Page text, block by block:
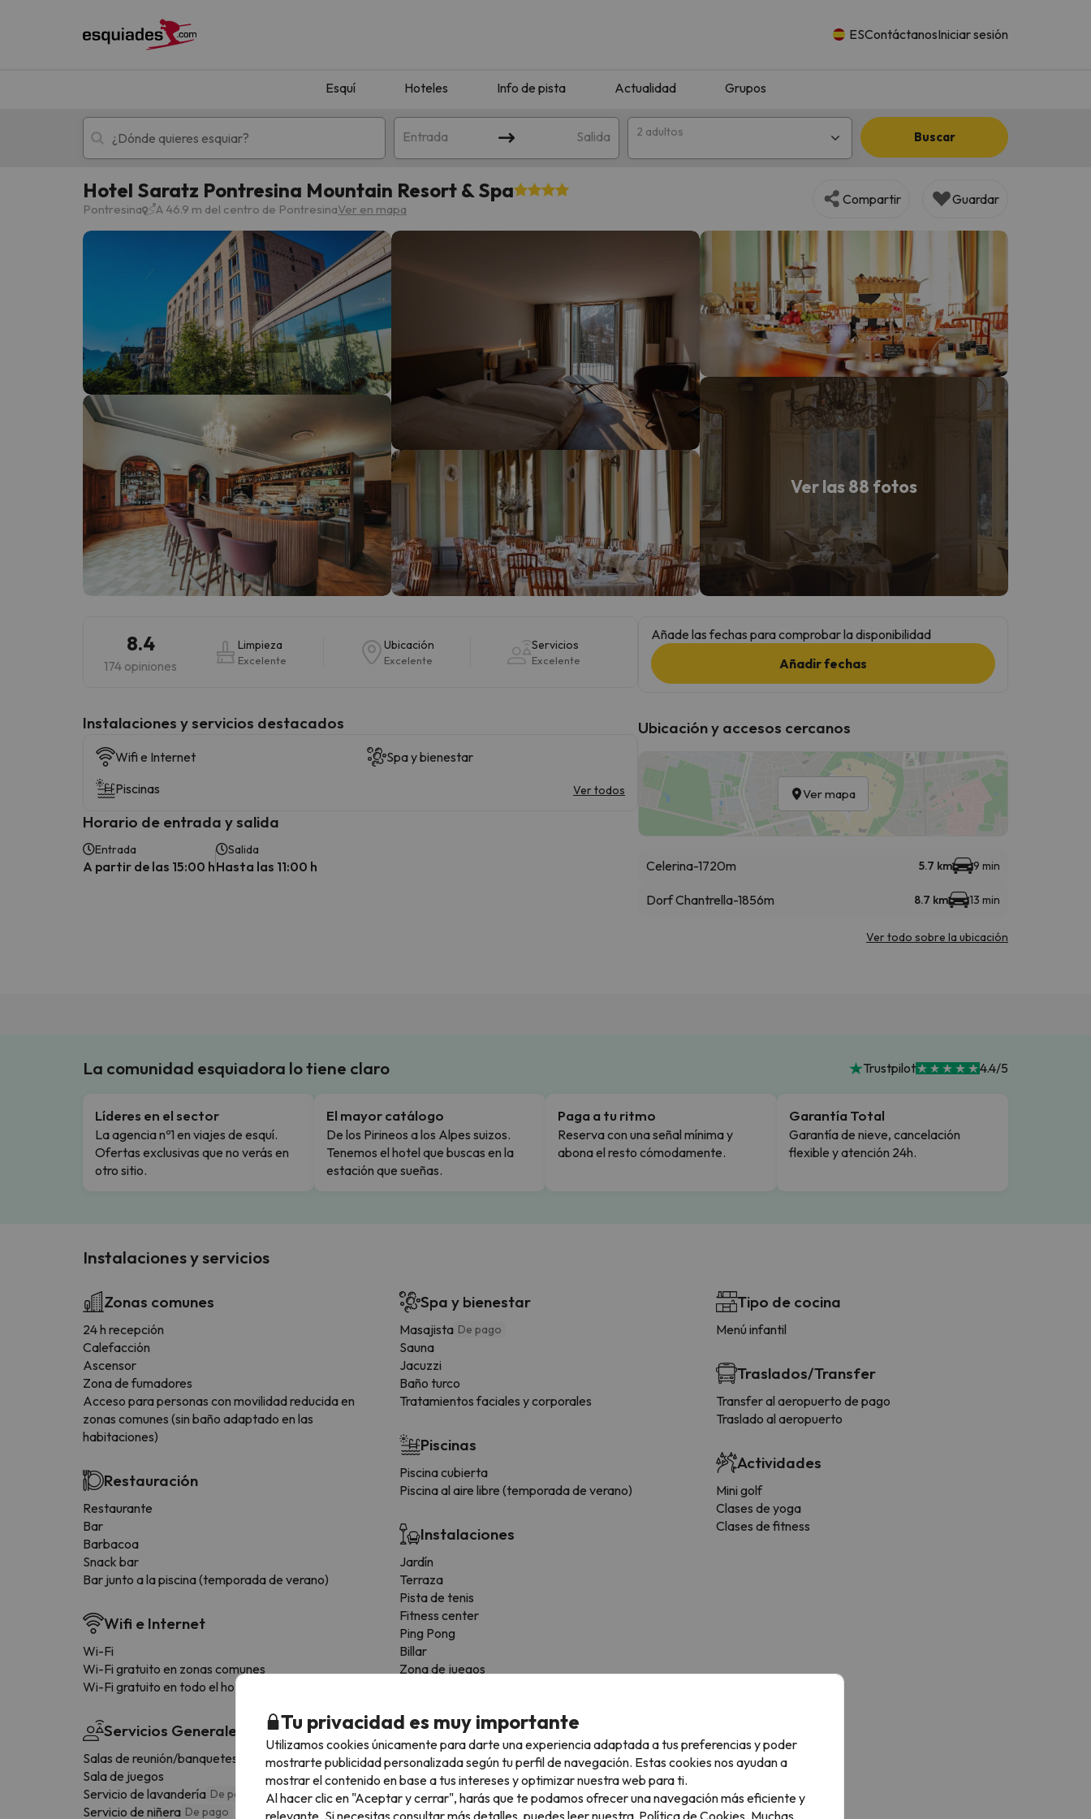
ESContáctanosIniciar sesión
Esquí Hoteles Info de pista Actualidad Grupos
Entrada Salida 2 adultos Buscar
Esquí Escapadas
¡Vaya! No hemos encontrado ningún resultado que coincida con tu búsqueda. Prueba a modificar el destino.
¡Vaya! Parece que nuestro buscador ha perdido el norte. En cuanto encuentre su brújula vuelve.
Hotel Saratz Pontresina Mountain Resort & Spa
Pontresina A 46.9 m del centro de PontresinaVer en mapa
Compartir Guardar
Ver las 88 fotos
8.4
174 opiniones
Limpieza
Excelente
Ubicación
Excelente
Servicios
Excelente
Instalaciones y servicios destacados
Wifi e Internet
Spa y bienestar
Piscinas
Ver todos
Horario de entrada y salida
Entrada
A partir de las 15:00 h
Salida
Hasta las 11:00 h
Añade las fechas para comprobar la disponibilidad
Añadir fechas
Ubicación y accesos cercanos
Ver mapa
Celerina-1720m 5.7 km 9 min
Dorf Chantrella-1856m 8.7 km 13 min
Ver todo sobre la ubicación
La comunidad esquiadora lo tiene claro Trustpilot 4.4/5
Líderes en el sector
La agencia nº1 en viajes de esquí.
Ofertas exclusivas que no verás en
otro sitio.
El mayor catálogo
De los Pirineos a los Alpes suizos.
Tenemos el hotel que buscas en la
estación que sueñas.
Paga a tu ritmo
Reserva con una señal mínima y
abona el resto cómodamente.
Garantía Total
Garantía de nieve, cancelación
flexible y atención 24h.
Instalaciones y servicios
Zonas comunes
24 h recepción
Calefacción
Ascensor
Zona de fumadores
Acceso para personas con movilidad reducida en
zonas comunes (sin baño adaptado en las
habitaciones)
Restauración
Restaurante
Bar
Barbacoa
Snack bar
Bar junto a la piscina (temporada de verano)
Wifi e Internet
Wi-Fi
Wi-Fi gratuito en zonas comunes
Wi-Fi gratuito en todo el hotel
Servicios Generales
Salas de reunión/banquetes De pago
Sala de juegos
Servicio de lavandería De pago
Servicio de niñera De pago
Spa y bienestar
Masajista De pago
Sauna
Jacuzzi
Baño turco
Tratamientos faciales y corporales
Piscinas
Piscina cubierta
Piscina al aire libre (temporada de verano)
Instalaciones
Jardín
Terraza
Pista de tenis
Fitness center
Ping Pong
Billar
Zona de juegos
Niños y animación
Club de niños
Espectáculos en directo
Tipo de cocina
Menú infantil
Traslados/Transfer
Transfer al aeropuerto de pago
Traslado al aeropuerto
Actividades
Mini golf
Clases de yoga
Clases de fitness
Tu privacidad es muy importante
Utilizamos cookies únicamente para darte una experiencia adaptada a tus preferencias y poder
mostrarte publicidad personalizada según tu perfil de navegación. Estas cookies nos ayudan a
mostrar el contenido en base a tus intereses y optimizar nuestra web para ti.
Al hacer clic en "Aceptar y cerrar", harás que te podamos ofrecer una navegación más eficiente y
relevante. Si necesitas consultar más detalles, puedes leer nuestra Política de Cookies. Muchas